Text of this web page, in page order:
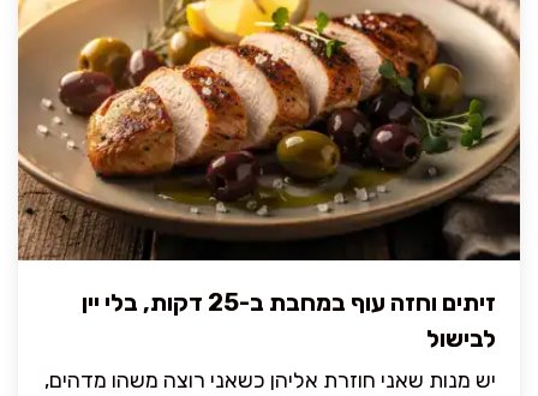
זיתים וחזה עוף במחבת ב-25 דקות, בלי יין
לבישול
יש מנות שאני חוזרת אליהן כשאני רוצה משהו מדהים,